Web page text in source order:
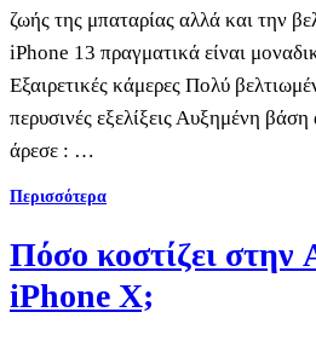
ζωής της μπαταρίας αλλά και την
iPhone 13 πραγματικά είναι
Εξαιρετικές κάμερες Πολύ
περυσινές εξελίξεις Αυξημένη
άρεσε : …
Περισσότερα
Πόσο κοστίζει στην
iPhone X;